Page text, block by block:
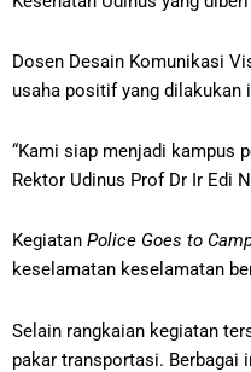
Dosen Desain Komunikasi
usaha positif yang dilakukan
“Kami siap menjadi kampus
Rektor Udinus Prof Dr Ir Edi
Kegiatan Police Goes to
keselamatan keselamatan
Selain rangkaian kegiatan
pakar transportasi. Berbagai